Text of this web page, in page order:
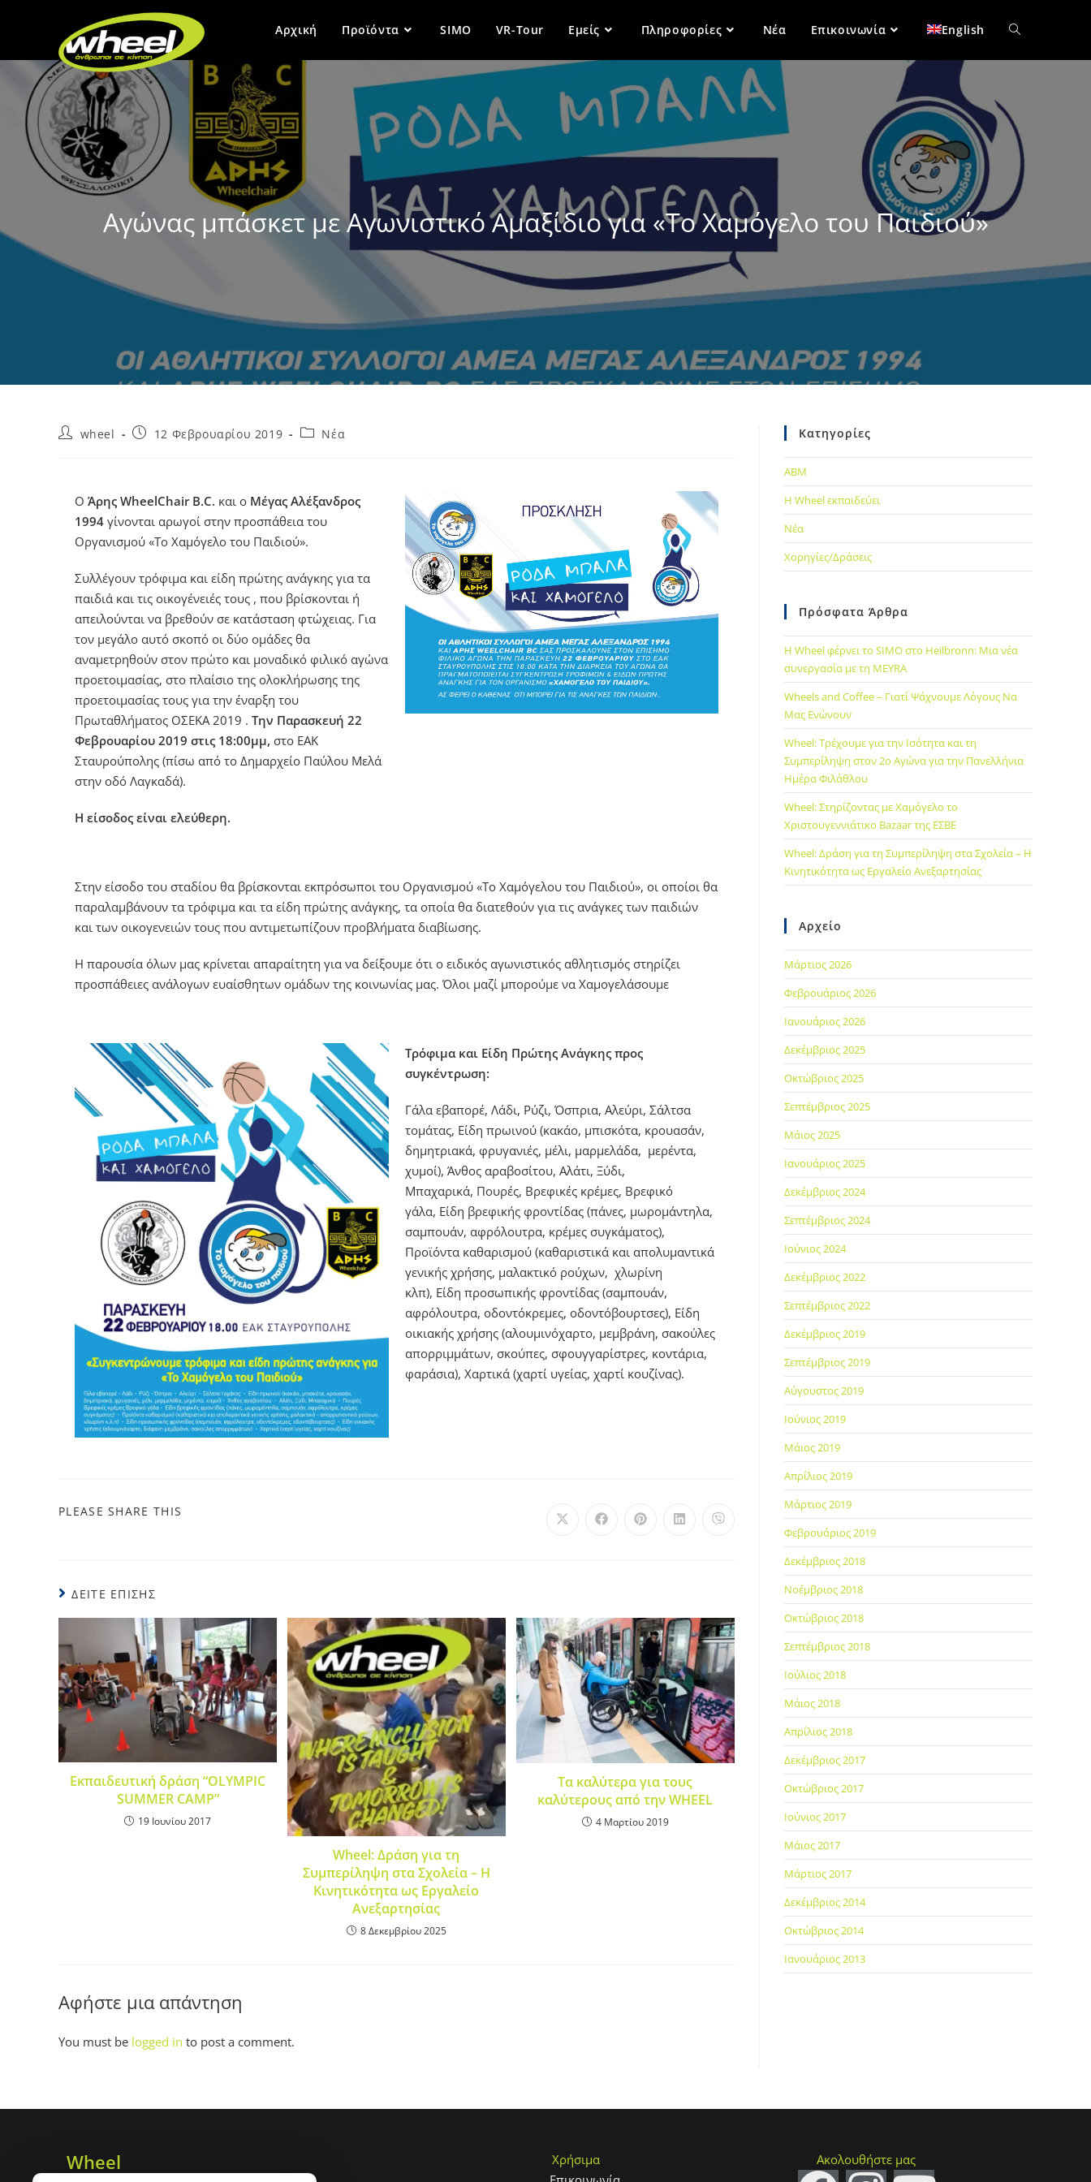
Αρχική Προϊόντα SIMO VR-Tour Εμείς Πληροφορίες Νέα Επικοινωνία English
Αγώνας μπάσκετ με Αγωνιστικό Αμαξίδιο για «Το Χαμόγελο του Παιδιού»
wheel 12 Φεβρουαρίου 2019 Νέα
Ο Άρης WheelChair B.C. και ο Μέγας Αλέξανδρος
1994 γίνονται αρωγοί στην προσπάθεια του
Οργανισμού «Το Χαμόγελο του Παιδιού».
Συλλέγουν τρόφιμα και είδη πρώτης ανάγκης για τα
παιδιά και τις οικογένειές τους , που βρίσκονται ή
απειλούνται να βρεθούν σε κατάσταση φτώχειας. Για
τον μεγάλο αυτό σκοπό οι δύο ομάδες θα
αναμετρηθούν στον πρώτο και μοναδικό φιλικό αγώνα
προετοιμασίας, στο πλαίσιο της ολοκλήρωσης της
προετοιμασίας τους για την έναρξη του
Πρωταθλήματος ΟΣΕΚΑ 2019 . Την Παρασκευή 22
Φεβρουαρίου 2019 στις 18:00μμ, στο ΕΑΚ
Σταυρούπολης (πίσω από το Δημαρχείο Παύλου Μελά
στην οδό Λαγκαδά).
Η είσοδος είναι ελεύθερη.
Στην είσοδο του σταδίου θα βρίσκονται εκπρόσωποι του Οργανισμού «Το Χαμόγελου του Παιδιού», οι οποίοι θα
παραλαμβάνουν τα τρόφιμα και τα είδη πρώτης ανάγκης, τα οποία θα διατεθούν για τις ανάγκες των παιδιών
και των οικογενειών τους που αντιμετωπίζουν προβλήματα διαβίωσης.
Η παρουσία όλων μας κρίνεται απαραίτητη για να δείξουμε ότι ο ειδικός αγωνιστικός αθλητισμός στηρίζει
προσπάθειες ανάλογων ευαίσθητων ομάδων της κοινωνίας μας. Όλοι μαζί μπορούμε να Χαμογελάσουμε
Τρόφιμα και Είδη Πρώτης Ανάγκης προς
συγκέντρωση:
Γάλα εβαπορέ, Λάδι, Ρύζι, Όσπρια, Αλεύρι, Σάλτσα
τομάτας, Είδη πρωινού (κακάο, μπισκότα, κρουασάν,
δημητριακά, φρυγανιές, μέλι, μαρμελάδα, μερέντα,
χυμοί), Άνθος αραβοσίτου, Αλάτι, Ξύδι,
Μπαχαρικά, Πουρές, Βρεφικές κρέμες, Βρεφικό
γάλα, Είδη βρεφικής φροντίδας (πάνες, μωρομάντηλα,
σαμπουάν, αφρόλουτρα, κρέμες συγκάματος),
Προϊόντα καθαρισμού (καθαριστικά και απολυμαντικά
γενικής χρήσης, μαλακτικό ρούχων, χλωρίνη
κλπ), Είδη προσωπικής φροντίδας (σαμπουάν,
αφρόλουτρα, οδοντόκρεμες, οδοντόβουρτσες), Είδη
οικιακής χρήσης (αλουμινόχαρτο, μεμβράνη, σακούλες
απορριμμάτων, σκούπες, σφουγγαρίστρες, κοντάρια,
φαράσια), Χαρτικά (χαρτί υγείας, χαρτί κουζίνας).
PLEASE SHARE THIS
ΔΕΊΤΕ ΕΠΊΣΗΣ
Εκπαιδευτική δράση “OLYMPIC
SUMMER CAMP”
19 Ιουνίου 2017
Wheel: Δράση για τη
Συμπερίληψη στα Σχολεία – Η
Κινητικότητα ως Εργαλείο
Ανεξαρτησίας
8 Δεκεμβρίου 2025
Τα καλύτερα για τους
καλύτερους από την WHEEL
4 Μαρτίου 2019
Αφήστε μια απάντηση
You must be logged in to post a comment.
Κατηγορίες
ABM
Η Wheel εκπαιδεύει
Νέα
Χορηγίες/Δράσεις
Πρόσφατα Άρθρα
Η Wheel φέρνει το SIMO στο Heilbronn: Μια νέα
συνεργασία με τη MEYRA
Wheels and Coffee – Γιατί Ψάχνουμε Λόγους Να
Μας Ενώνουν
Wheel: Τρέχουμε για την Ισότητα και τη
Συμπερίληψη στον 2ο Αγώνα για την Πανελλήνια
Ημέρα Φιλάθλου
Wheel: Στηρίζοντας με Χαμόγελο το
Χριστουγεννιάτικο Bazaar της ΕΣΒΕ
Wheel: Δράση για τη Συμπερίληψη στα Σχολεία – Η
Κινητικότητα ως Εργαλείο Ανεξαρτησίας
Αρχείο
Μάρτιος 2026
Φεβρουάριος 2026
Ιανουάριος 2026
Δεκέμβριος 2025
Οκτώβριος 2025
Σεπτέμβριος 2025
Μάιος 2025
Ιανουάριος 2025
Δεκέμβριος 2024
Σεπτέμβριος 2024
Ιούνιος 2024
Δεκέμβριος 2022
Σεπτέμβριος 2022
Δεκέμβριος 2019
Σεπτέμβριος 2019
Αύγουστος 2019
Ιούνιος 2019
Μάιος 2019
Απρίλιος 2019
Μάρτιος 2019
Φεβρουάριος 2019
Δεκέμβριος 2018
Νοέμβριος 2018
Οκτώβριος 2018
Σεπτέμβριος 2018
Ιούλιος 2018
Μάιος 2018
Απρίλιος 2018
Δεκέμβριος 2017
Οκτώβριος 2017
Ιούνιος 2017
Μάιος 2017
Μάρτιος 2017
Δεκέμβριος 2014
Οκτώβριος 2014
Ιανουάριος 2013
Wheel
Χρήσιμα
Ακολουθήστε μας